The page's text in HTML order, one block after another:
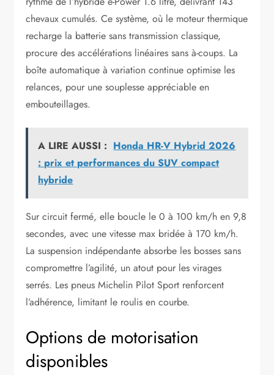
chevaux cumulés. Ce système, où le moteur thermique
recharge la batterie sans transmission classique,
procure des accélérations linéaires sans à-coups. La
boîte automatique à variation continue optimise les
relances, pour une souplesse appréciable en
embouteillages.
A LIRE AUSSI : Honda HR-V Hybrid 2026
: prix et performances du SUV compact
hybride
Sur circuit fermé, elle boucle le 0 à 100 km/h en 9,8
secondes, avec une vitesse max bridée à 170 km/h.
La suspension indépendante absorbe les bosses sans
compromettre l’agilité, un atout pour les virages
serrés. Les pneus Michelin Pilot Sport renforcent
l’adhérence, limitant le roulis en courbe.
Options de motorisation
disponibles